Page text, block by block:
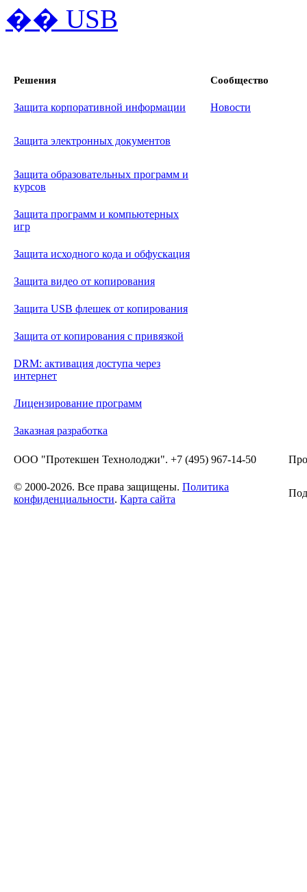
Решения Сообщество
Защита корпоративной информации Новости
Защита электронных документов
Защита образовательных программ и
курсов
Защита программ и компьютерных
игр
Защита исходного кода и обфускация
Защита видео от копирования
Защита USB флешек от копирования
Защита от копирования с привязкой
DRM: активация доступа через
интернет
Лицензирование программ
Заказная разработка
ООО "Протекшен Технолоджи". +7 (495) 967-14-50
© 2000-2026. Все права защищены. Политика
конфиденциальности. Карта сайта